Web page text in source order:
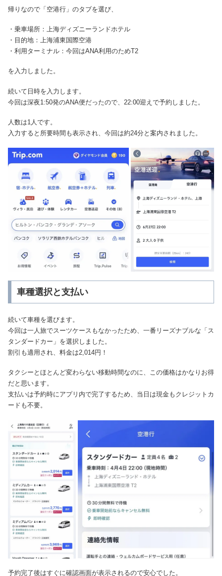
帰りなので「空港行」のタブを選び、
・乗車場所：上海ディズニーランドホテル
・目的地：上海浦東国際空港
・利用ターミナル：今回はANA利用のためT2
を入力しました。
続いて日時を入力します。
今回は深夜1:50発のANA便だったので、22:00迎えで予約しました。
人数は1人です。
入力すると所要時間も表示され、今回は約24分と案内されました。
車種選択と支払い
続いて車種を選びます。
今回は一人旅でスーツケースもなかったため、一番リーズナブルな「ス
タンダードカー」を選択しました。
割引も適用され、料金は2,014円！
タクシーとほとんど変わらない移動時間なのに、この価格はかなりお得
だと思います。
支払いは予約時にアプリ内で完了するため、当日は現金もクレジットカ
ードも不要。
予約完了後はすぐに確認画面が表示されるので安心でした。